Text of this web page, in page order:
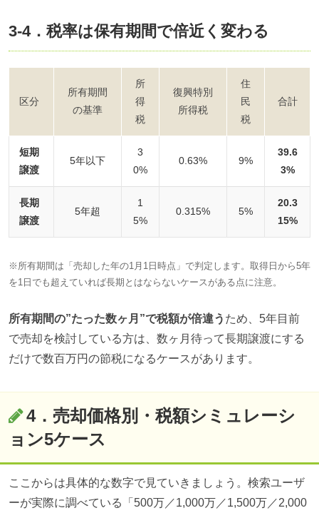
3-4．税率は保有期間で倍近く変わる
区分
所有期間
の基準
所
得
税
復興特別
所得税
住
民
税
合計
短期
譲渡
5年以下
3
0%
0.63% 9%
39.6
3%
長期
譲渡
5年超
1
5%
0.315% 5%
20.3
15%
※所有期間は「売却した年の1月1日時点」で判定します。取得日から5年
を1日でも超えていれば長期とはならないケースがある点に注意。
所有期間の”たった数ヶ月”で税額が倍違う ため、5年目前
で売却を検討している方は、数ヶ月待って長期譲渡にする
だけで数百万円の節税になるケースがあります。
4．売却価格別・税額シミュレーシ
ョン5ケース
ここからは具体的な数字で見ていきましょう。検索ユーザ
ーが実際に調べている「500万／1,000万／1,500万／2,000